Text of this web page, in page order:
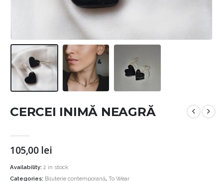
CERCEI INIMĂ NEAGRĂ
105,00 lei
Availability: 2 in stock
Categories: Bijuterie contemporană, To Wear